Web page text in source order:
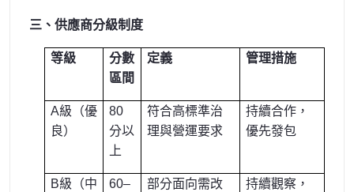
三、供應商分級制度
等級
分數
區間
定義 管理措施
A級（優
良）
80
分以
上
符合高標準治
理與營運要求
持續合作，
優先發包
B級（中
60–
部分面向需改
持續觀察，